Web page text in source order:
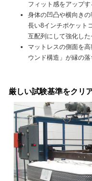
フィット感をアップす
身体の凹凸や横向き
長い8インチポケット
互配列にして強化した
マットレスの側面を
ウンド構造」が縁の落
厳しい試験基準をクリ